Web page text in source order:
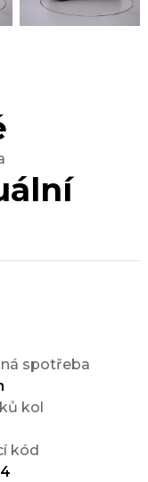
spotřeba
kol
kód